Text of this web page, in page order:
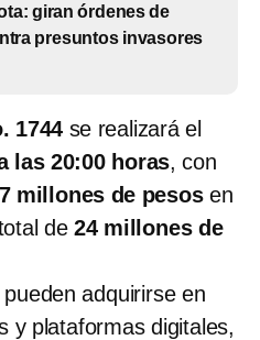
giran órdenes de
presuntos invasores
1744 se realizará el
las 20:00 horas, con
millones de pesosen
de24 millones de
adquirirse en
y plataformas digitales,